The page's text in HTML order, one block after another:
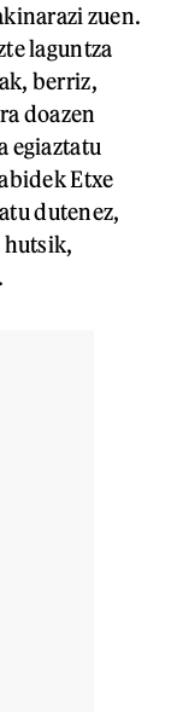
zuen.
laguntza
berriz,
doazen
egiaztatu
Etxe
dutenez,
hutsik,